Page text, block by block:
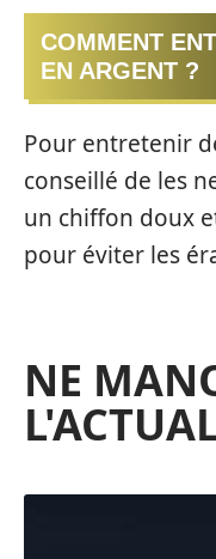
COMMENT
EN ARGENT ?
Pour entretenir
conseillé de les
un chiffon doux
pour éviter les
NE